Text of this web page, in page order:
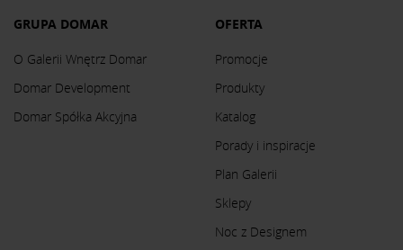
GRUPA DOMAR
O Galerii Wnętrz Domar
Domar Development
Domar Spółka Akcyjna
OFERTA
Promocje
Produkty
Katalog
Porady i inspiracje
Plan Galerii
Sklepy
Noc z Designem